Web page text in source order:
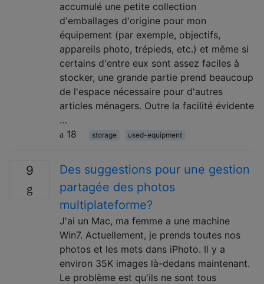
accumulé une petite collection
d'emballages d'origine pour mon
équipement (par exemple, objectifs,
appareils photo, trépieds, etc.) et même si
certains d'entre eux sont assez faciles à
stocker, une grande partie prend beaucoup
de l'espace nécessaire pour d'autres
articles ménagers. Outre la facilité évidente
…
18
storage used-equipment
9
Des suggestions pour une gestion
partagée des photos
multiplateforme?
J'ai un Mac, ma femme a une machine
Win7. Actuellement, je prends toutes nos
photos et les mets dans iPhoto. Il y a
environ 35K images là-dedans maintenant.
Le problème est qu'ils ne sont tous